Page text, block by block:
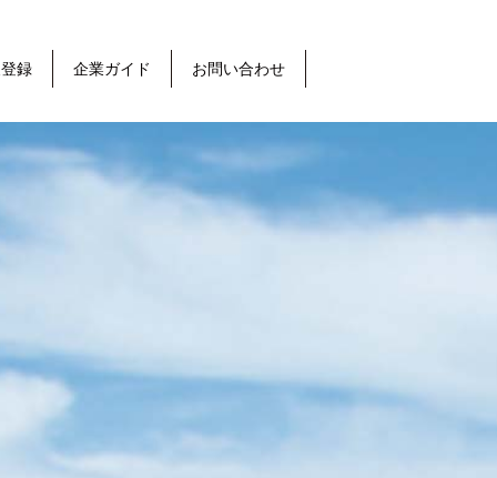
録 企業ガイド お問い合わせ